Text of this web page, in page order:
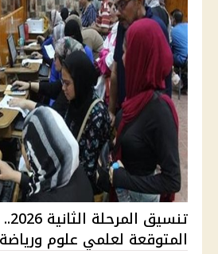
المتوقعة لعلمي علوم